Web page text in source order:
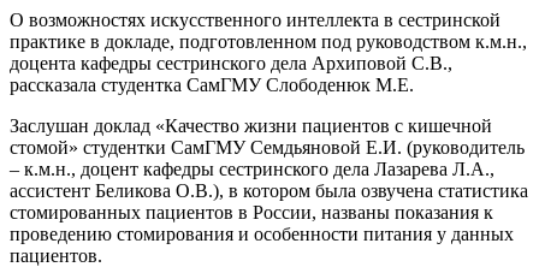
О возможностях искусственного интеллекта в сестринской
практике в докладе, подготовленном под руководством к.м.н.,
доцента кафедры сестринского дела Архиповой С.В.,
рассказала студентка СамГМУ Слободенюк М.Е.
Заслушан доклад «Качество жизни пациентов с кишечной
стомой» студентки СамГМУ Семдьяновой Е.И. (руководитель
– к.м.н., доцент кафедры сестринского дела Лазарева Л.А.,
ассистент Беликова О.В.), в котором была озвучена статистика
стомированных пациентов в России, названы показания к
проведению стомирования и особенности питания у данных
пациентов.